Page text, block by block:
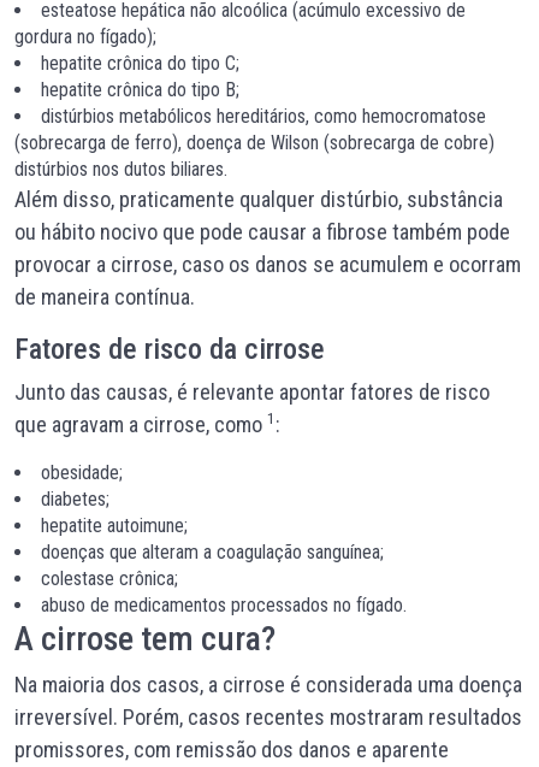
esteatose hepática não alcoólica (acúmulo excessivo de
gordura no fígado);
hepatite crônica do tipo C;
hepatite crônica do tipo B;
distúrbios metabólicos hereditários, como hemocromatose
(sobrecarga de ferro), doença de Wilson (sobrecarga de cobre)
distúrbios nos dutos biliares.
Além disso, praticamente qualquer distúrbio, substância
ou hábito nocivo que pode causar a fibrose também pode
provocar a cirrose, caso os danos se acumulem e ocorram
de maneira contínua.
Fatores de risco da cirrose
Junto das causas, é relevante apontar fatores de risco
que agravam a cirrose, como 1 :
obesidade;
diabetes;
hepatite autoimune;
doenças que alteram a coagulação sanguínea;
colestase crônica;
abuso de medicamentos processados no fígado.
A cirrose tem cura?
Na maioria dos casos, a cirrose é considerada uma doença
irreversível. Porém, casos recentes mostraram resultados
promissores, com remissão dos danos e aparente